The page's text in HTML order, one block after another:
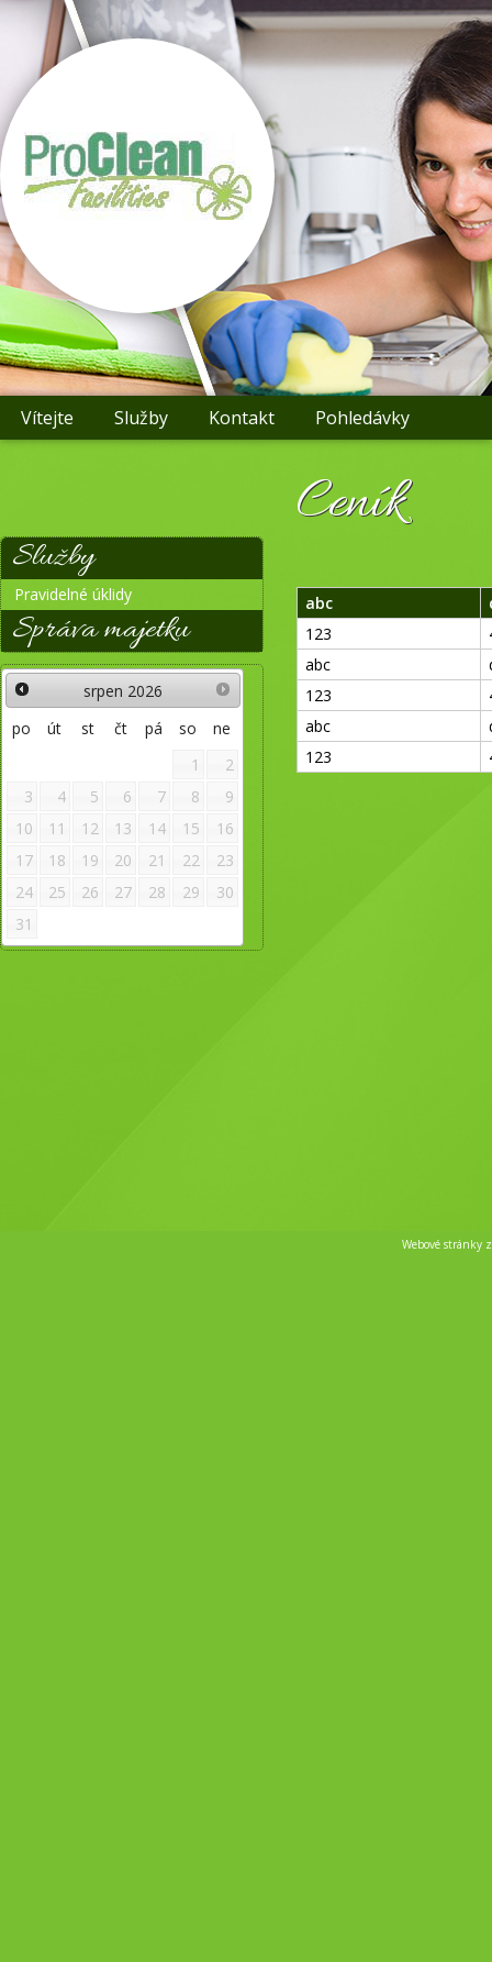
Vítejte Služby Kontakt Pohledávky
Služby
Pravidelné úklidy
Správa majetku
srpen 2026
po
út st čt pá so
ne
1
2
3
4 5 6 7 8
9
10
11 12 13 14 15
16
17
18 19 20 21 22
23
24
25 26 27 28 29
30
31
Ceník
abc
123
abc
123
abc
123
Webové stránky